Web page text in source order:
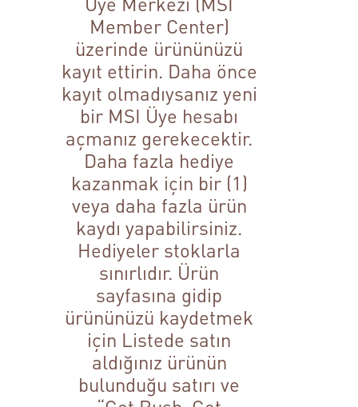
Member Center)
üzerinde ürününüzü
kayıt ettirin. Daha önce
kayıt olmadıysanız yeni
bir MSI Üye hesabı
açmanız gerekecektir.
Daha fazla hediye
kazanmak için bir (1)
veya daha fazla ürün
kaydı yapabilirsiniz.
Hediyeler stoklarla
sınırlıdır. Ürün
sayfasına gidip
ürününüzü kaydetmek
için Listede satın
aldığınız ürünün
bulunduğu satırı ve